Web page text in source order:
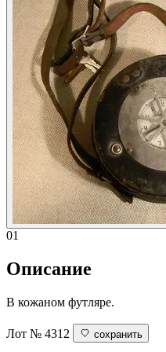
01
Описание
В кожаном футляре.
Лот № 4312 сохранить